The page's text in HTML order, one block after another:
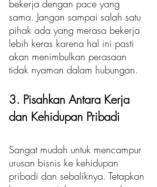
bekerja dengan pace yang
sama. Jangan sampai salah satu
pihak ada yang merasa bekerja
lebih keras karena hal ini pasti
akan menimbulkan perasaan
tidak nyaman dalam hubungan.
3. Pisahkan Antara Kerja
dan Kehidupan Pribadi
Sangat mudah untuk mencampur
urusan bisnis ke kehidupan
pribadi dan sebaliknya. Tetapkan